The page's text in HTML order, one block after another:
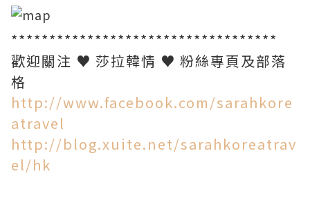
***********************************
歡迎關注 ♥ 莎拉韓情 ♥ 粉絲專頁及部落
格
http://www.facebook.com/sarahkore
atravel
http://blog.xuite.net/sarahkoreatrav
el/hk